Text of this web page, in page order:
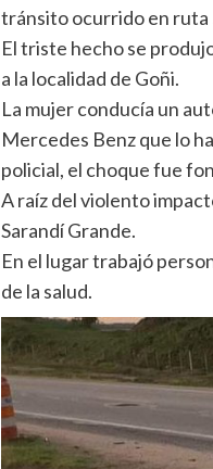
tránsito ocurrido en ruta
El triste hecho se
a la localidad de Goñi.
La mujer conducía un
Mercedes Benz que lo
policial, el choque fue
A raíz del violento
Sarandí Grande.
En el lugar trabajó
de la salud.